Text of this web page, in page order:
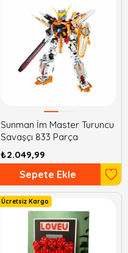
Sunman İm Master Turuncu
Savaşçı 833 Parça
₺2.049,99
Sepete Ekle
Ücretsiz Kargo